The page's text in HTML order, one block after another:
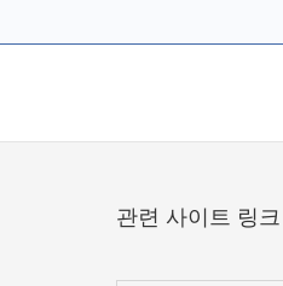
관련 사이트 링크